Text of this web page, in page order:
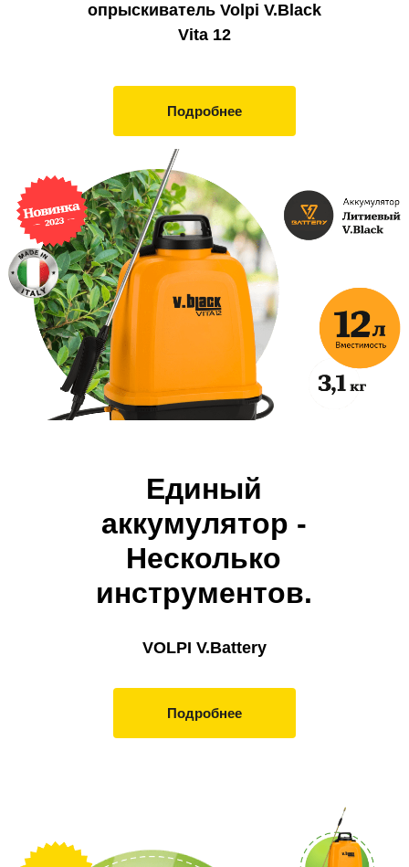
опрыскиватель Volpi V.Black
Vita 12
Подробнее
Единый
аккумулятор -
Несколько
инструментов.
VOLPI V.Battery
Подробнее